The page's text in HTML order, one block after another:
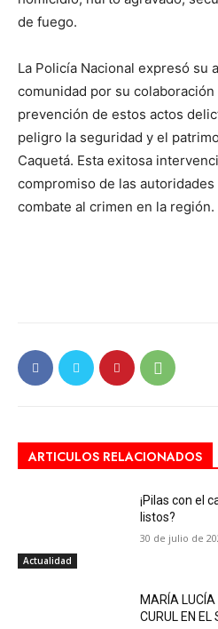
de fuego.
La Policía Nacional expresó su
comunidad por su
prevención de estos actos
peligro la seguridad y el
Caquetá. Esta exitosa
compromiso de las
combate al crimen en la región.
ARTICULOS RELACIONADOS
Actualidad
¡Pilas con el
listos?
30 de julio de
MARÍA
CURUL EN EL